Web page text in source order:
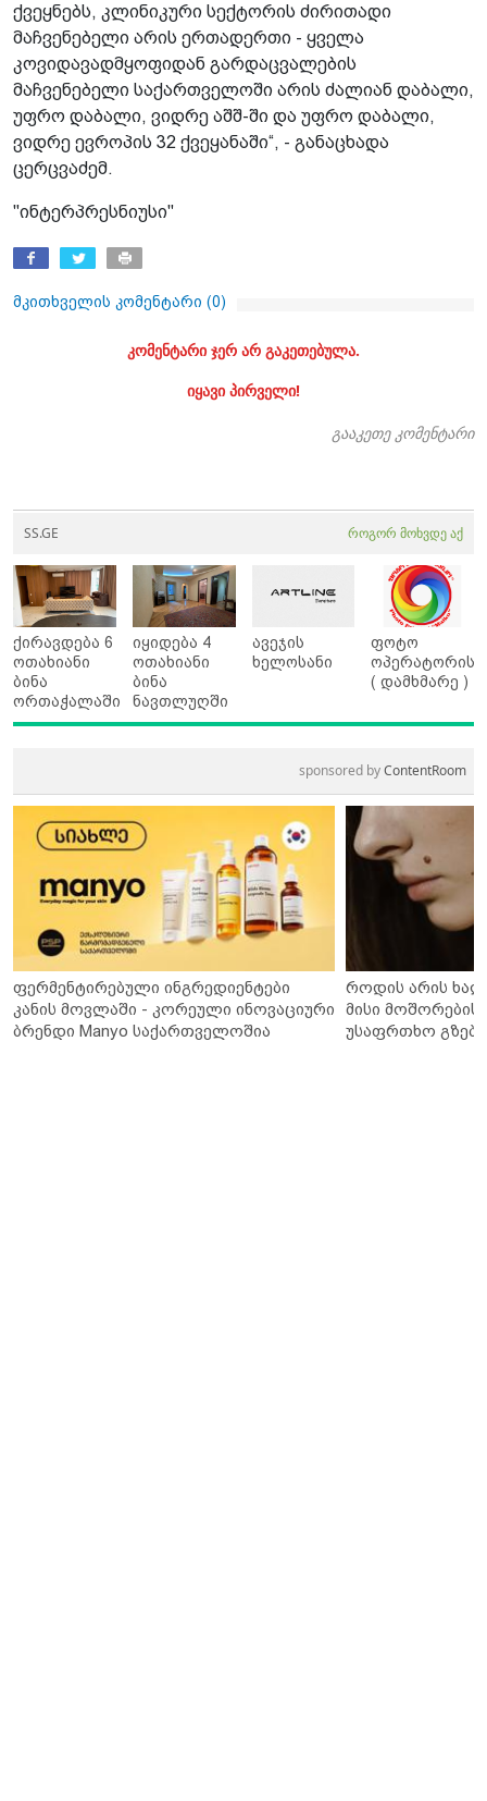
ქვეყნებს, კლინიკური სექტორის ძირითადი
მაჩვენებელი არის ერთადერთი - ყველა
კოვიდავადმყოფიდან გარდაცვალების
მაჩვენებელი საქართველოში არის ძალიან დაბალი,
უფრო დაბალი, ვიდრე აშშ-ში და უფრო დაბალი,
ვიდრე ევროპის 32 ქვეყანაში“, - განაცხადა
ცერცვაძემ.
"ინტერპრესნიუსი"
მკითხველის კომენტარი (0)
კომენტარი ჯერ არ გაკეთებულა.
იყავი პირველი!
გააკეთე კომენტარი
SS.GE როგორ მოხვდე აქ
ქირავდება 6
ოთახიანი
ბინა
ორთაჭალაში
იყიდება 4
ოთახიანი
ბინა
ნავთლუღში
ავეჯის
ხელოსანი
ფოტო
ოპერატორის
( დამხმარე )
sponsored byContentRoom
ფერმენტირებული ინგრედიენტები
კანის მოვლაში - კორეული ინოვაციური
ბრენდი Manyo საქართველოშია
როდის არის
მისი მოშორების
უსაფრთხო გზები